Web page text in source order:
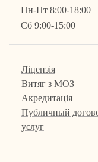
Пн-Пт 8:00-18:00
Сб 9:00-15:00
Ліцензія
Витяг з МОЗ
Акредитація
Публичный
услуг